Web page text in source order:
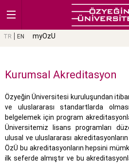
TR EN myOzU
Kurumsal Akreditasyon
Özyeğin Üniversitesi kuruluşundan
ve uluslararası standartlarda
belgelemek için program
Üniversitemiz lisans programları
ulusal ve uluslararası
ÖzÜ bu akreditasyonların hepsini
ilk seferde almıştır ve bu